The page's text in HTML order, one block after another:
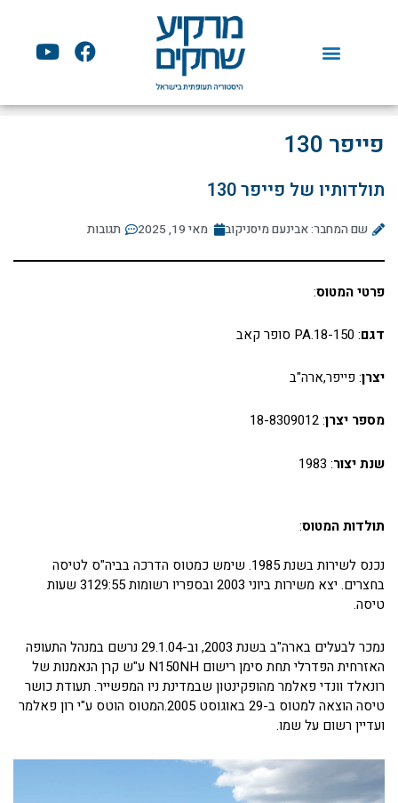
F
a
e
Y
o
t
פייפר 130
תולדותיו של פייפר 130
שם המחבר: אבינעם מיסניקוב מאי 19, 2025 תגובות
פרטי המטוס:
דגם: PA.18-150 סופר קאב
יצרן: פייפר,ארה"ב
מספר יצרן: 18-8309012
שנת יצור: 1983
תולדות המטוס:
נכנס לשירות בשנת 1985. שימש כמטוס הדרכה בביה"ס לטיסה
בחצרים. יצא משירות ביוני 2003 ובספריו רשומות 3129:55 שעות
טיסה.
נמכר לבעלים בארה"ב בשנת 2003, וב-29.1.04 נרשם במנהל התעופה
האזרחית הפדרלי תחת סימן רישום N150NH ע"ש קרן הנאמנות של
רונאלד וונדי פאלמר מהופקינטון שבמדינת ניו המפשייר. תעודת כושר
טיסה הוצאה למטוס ב-29 באוגוסט 2005.המטוס הוטס ע"י רון פאלמר
ועדיין רשום על שמו.